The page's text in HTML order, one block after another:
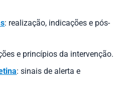
: realização, indicações e pós-
e princípios da intervenção.
: sinais de alerta e